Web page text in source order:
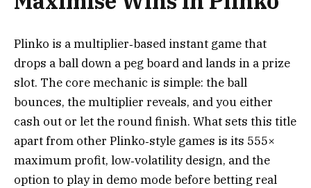
Plinko is a multiplier‑based instant game that
drops a ball down a peg board and lands in a prize
slot. The core mechanic is simple: the ball
bounces, the multiplier reveals, and you either
cash out or let the round finish. What sets this title
apart from other Plinko‑style games is its 555×
maximum profit, low‑volatility design, and the
option to play in demo mode before betting real